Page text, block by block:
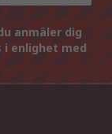
anmäler dig
enlighet med